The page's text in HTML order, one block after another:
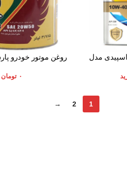
مدل
اطلاعات بیشتر
روغن موتور خودرو
۰ تومان
1
2
→